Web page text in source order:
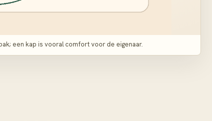
een kap is vooral comfort voor de eigenaar.